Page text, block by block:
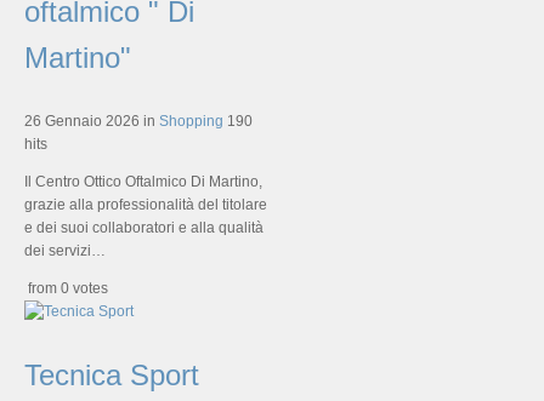
oftalmico " Di
Martino"
26 Gennaio 2026 in Shopping 190
hits
Il Centro Ottico Oftalmico Di Martino,
grazie alla professionalità del titolare
e dei suoi collaboratori e alla qualità
dei servizi…
from 0 votes
Tecnica Sport